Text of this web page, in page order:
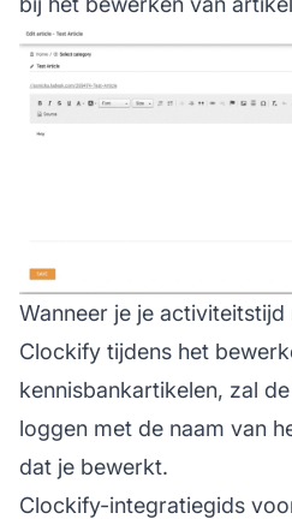
Wanneer je je
Clockify tijdens het
kennisbankartikelen, zal
loggen met de naam van
dat je bewerkt.
Clockify-integratiegids